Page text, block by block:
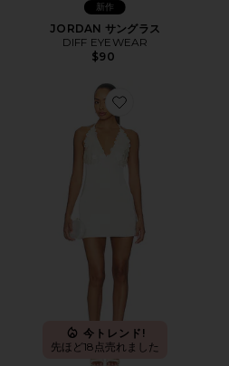
新作
JORDAN サングラス
DIFF EYEWEAR
$90
Favorite SIMI ドレス
今トレンド!
先ほど18点売れました